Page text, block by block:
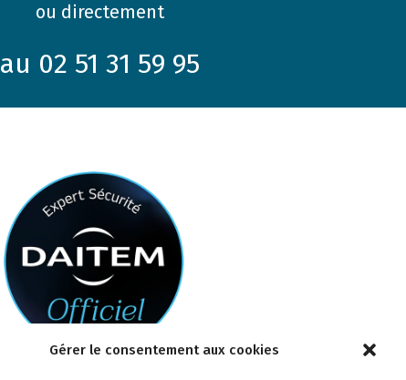
Gérer le consentement aux cookies
ou directement
au 02 51 31 59 95